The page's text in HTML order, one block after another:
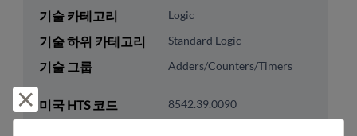
기술 카테고리 Logic
기술 하위 카테고리 Standard Logic
기술 그룹 Adders/Counters/Timers
미국 HTS 코드 8542.39.0090
거부 및 닫기